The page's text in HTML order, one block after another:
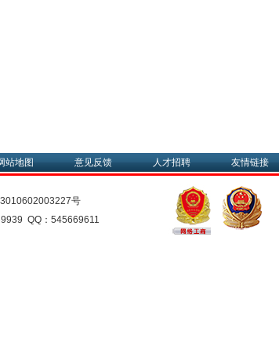
站地图 意见反馈 人才招聘 友情链接
号
QQ：545669611